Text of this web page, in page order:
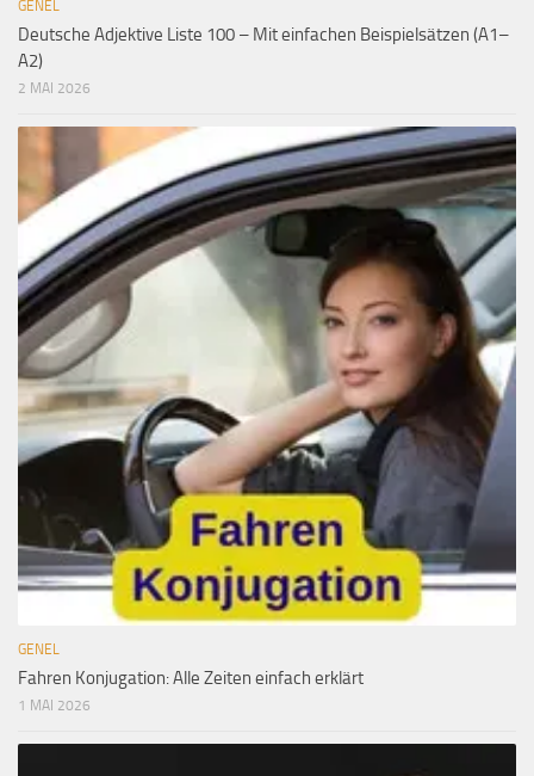
GENEL
Deutsche Adjektive Liste 100 – Mit einfachen Beispielsätzen (A1–
A2)
2 MAI 2026
GENEL
Fahren Konjugation: Alle Zeiten einfach erklärt
1 MAI 2026